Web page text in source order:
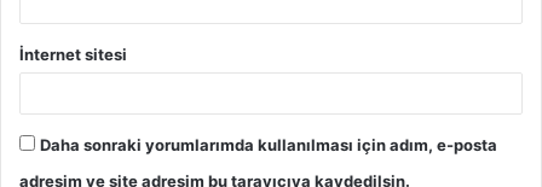
İnternet sitesi
Daha sonraki yorumlarımda kullanılması için adım, e-posta
adresim ve site adresim bu tarayıcıya kaydedilsin.